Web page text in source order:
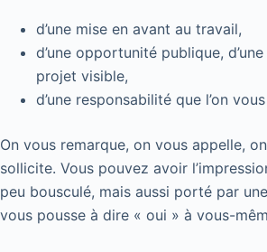
d’une mise en avant au travail,
d’une opportunité publique, d’une
projet visible,
d’une responsabilité que l’on
On vous remarque, on vous appelle,
sollicite. Vous pouvez avoir
peu bousculé, mais aussi porté par
vous pousse à dire « oui » à vous-